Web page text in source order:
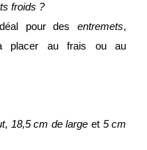
froids ?
pour des entremets,
placer au frais ou au
, 18,5 cm de large et 5 cm